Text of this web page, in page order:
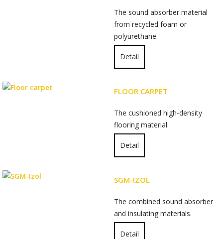
The sound absorber material
from recycled foam or
polyurethane.
Detail
FLOOR CARPET
The cushioned high-density
flooring material.
Detail
SGM-IZOL
The combined sound absorber
and insulating materials.
Detail